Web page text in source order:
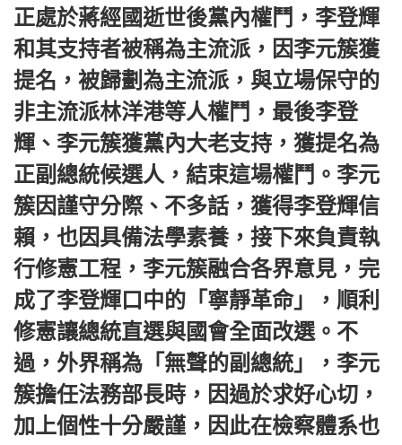
正處於蔣經國逝世後黨內權鬥，李登輝
和其支持者被稱為主流派，因李元簇獲
提名，被歸劃為主流派，與立場保守的
非主流派林洋港等人權鬥，最後李登
輝、李元簇獲黨內大老支持，獲提名為
正副總統候選人，結束這場權鬥。李元
簇因謹守分際、不多話，獲得李登輝信
賴，也因具備法學素養，接下來負責執
行修憲工程，李元簇融合各界意見，完
成了李登輝口中的「寧靜革命」，順利
修憲讓總統直選與國會全面改選。不
過，外界稱為「無聲的副總統」，李元
簇擔任法務部長時，因過於求好心切，
加上個性十分嚴謹，因此在檢察體系也